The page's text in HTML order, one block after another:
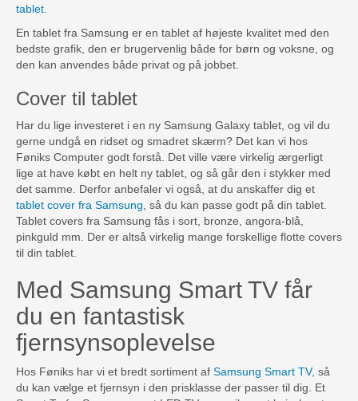
tablet.
En tablet fra Samsung er en tablet af højeste kvalitet med den
bedste grafik, den er brugervenlig både for børn og voksne, og
den kan anvendes både privat og på jobbet.
Cover til tablet
Har du lige investeret i en ny Samsung Galaxy tablet, og vil du
gerne undgå en ridset og smadret skærm? Det kan vi hos
Føniks Computer godt forstå. Det ville være virkelig ærgerligt
lige at have købt en helt ny tablet, og så går den i stykker med
det samme. Derfor anbefaler vi også, at du anskaffer dig et
tablet cover fra Samsung , så du kan passe godt på din tablet.
Tablet covers fra Samsung fås i sort, bronze, angora-blå,
pinkguld mm. Der er altså virkelig mange forskellige flotte covers
til din tablet.
Med Samsung Smart TV får
du en fantastisk
fjernsynsoplevelse
Hos Føniks har vi et bredt sortiment af Samsung Smart TV, så
du kan vælge et fjernsyn i den prisklasse der passer til dig. Et